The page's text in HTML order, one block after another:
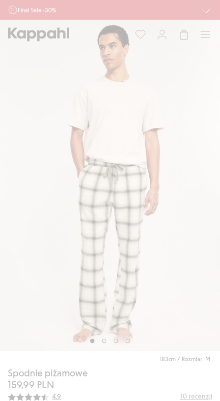
Final Sale -30%
Ważne przy zakupie min. 2 sztuk produktów włączonych w ofertę, również z
działu outlet do 10.8 w sklepach Kappahl i Newbie oraz na kappahl.com. Ofert
nie łączymy
Dziecko
183cm / Rozmiar: M
Spodnie piżamowe
159,99 PLN
Średnia ocena:
4.9 10 recenzji